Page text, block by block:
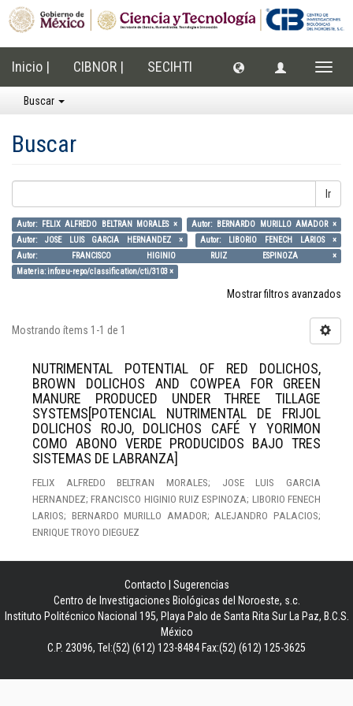
Inicio | CIBNOR | SECIHTI
Buscar
Buscar
Ir
Autor: FELIX ALFREDO BELTRAN MORALES ×
Autor: BERNARDO MURILLO AMADOR ×
Autor: JOSE LUIS GARCIA HERNANDEZ ×
Autor: LIBORIO FENECH LARIOS ×
Autor: FRANCISCO HIGINIO RUIZ ESPINOZA ×
Materia: info:eu-repo/classification/cti/3103 ×
Mostrar filtros avanzados
Mostrando ítems 1-1 de 1
NUTRIMENTAL POTENTIAL OF RED DOLICHOS,
BROWN DOLICHOS AND COWPEA FOR GREEN
MANURE PRODUCED UNDER THREE TILLAGE
SYSTEMS[POTENCIAL NUTRIMENTAL DE FRIJOL
DOLICHOS ROJO, DOLICHOS CAFÉ Y YORIMON
COMO ABONO VERDE PRODUCIDOS BAJO TRES
SISTEMAS DE LABRANZA]
FELIX ALFREDO BELTRAN MORALES; JOSE LUIS GARCIA
HERNANDEZ; FRANCISCO HIGINIO RUIZ ESPINOZA; LIBORIO FENECH
LARIOS; BERNARDO MURILLO AMADOR; ALEJANDRO PALACIOS;
ENRIQUE TROYO DIEGUEZ
Contacto
Sugerencias
Centro de Investigaciones Biológicas del Noroeste, s.c.
Instituto Politécnico Nacional 195, Playa Palo de Santa Rita Sur La Paz, B.C.S.
México
C.P. 23096, Tel:(52) (612) 123-8484 Fax:(52) (612) 125-3625